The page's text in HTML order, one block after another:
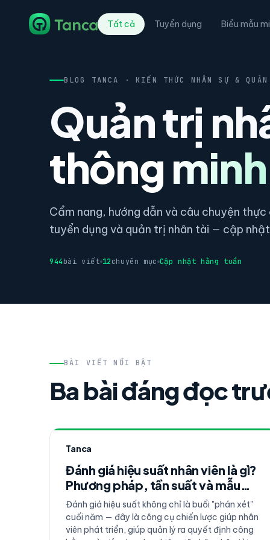
Tất cả Tuyển dụng Biểu mẫu
BLOG TANCA · KIẾN THỨC NHÂN SỰ &
Quản trị
thông
Cẩm nang, hướng dẫn và câu chuyện
tuyển dụng và quản trị nhân tài — cập
944bài viết 12chuyên mục Cập nhật hằng tuần
BÀI VIẾT NỔI BẬT
Ba bài đáng đọc
Tanca
Đánh giá hiệu suất nhân viên là gì?
Phương pháp, tần suất và mẫu
form Performance Review 2025
Đánh giá hiệu suất không chỉ là buổi "phán xét"
cuối năm — đây là công cụ chiến lược giúp nhân
viên phát triển, giúp quản lý ra quyết định công